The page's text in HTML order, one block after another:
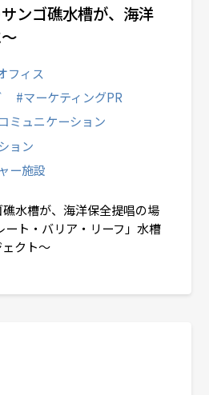
水槽が、海洋保全提唱の場
ト・バリア・リーフ」水槽
クト～
フィス
#マーケティングPR
ミュニケーション
ョン
ー施設
ンゴ礁水槽が、海洋